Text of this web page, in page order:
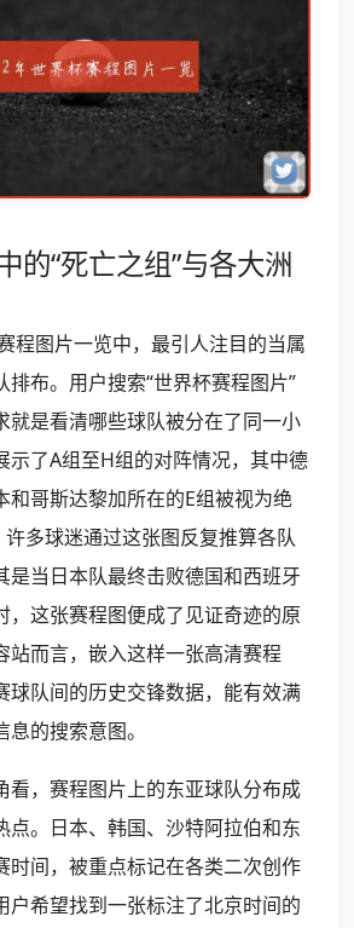
的“死亡之组”与各大洲
程图片一览中，最引人注目的当属
排布。用户搜索“世界杯赛程图片”
就是看清哪些球队被分在了同一小
示了A组至H组的对阵情况，其中德
和哥斯达黎加所在的E组被视为绝
许多球迷通过这张图反复推算各队
是当日本队最终击败德国和西班牙
，这张赛程图便成了见证奇迹的原
站而言，嵌入这样一张高清赛程
球队间的历史交锋数据，能有效满
的搜索意图。
看，赛程图片上的东亚球队分布成
点。日本、韩国、沙特阿拉伯和东
时间，被重点标记在各类二次创作
户希望找到一张标注了北京时间的